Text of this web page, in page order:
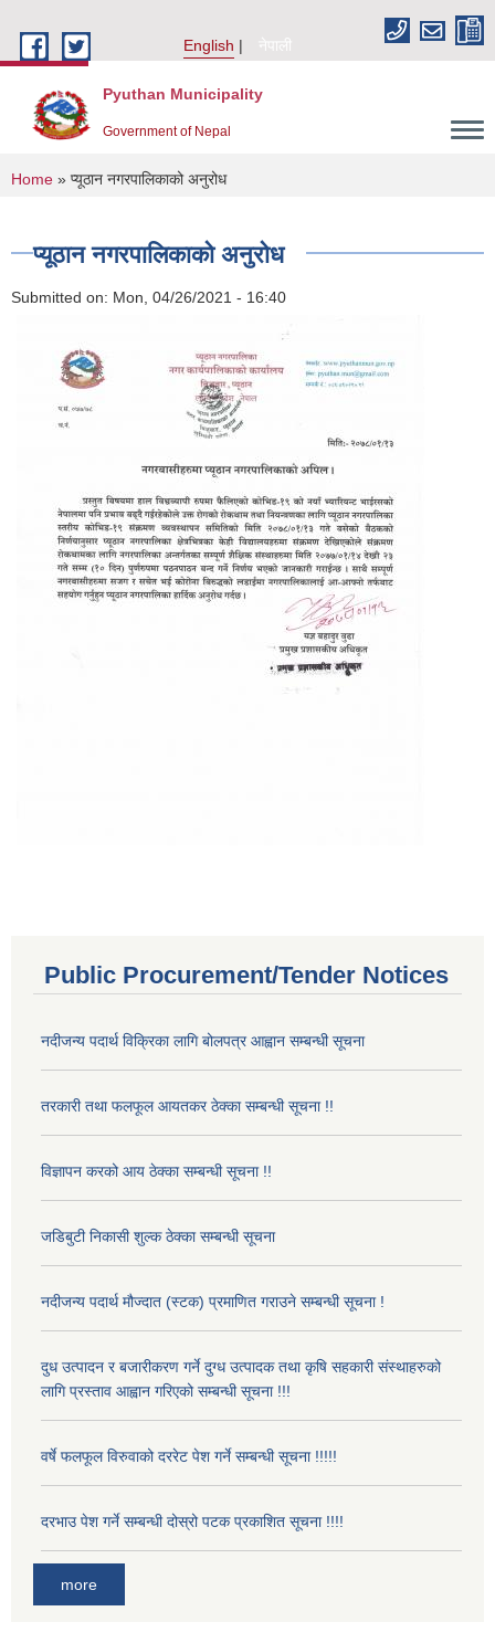
English
नेपाली
Pyuthan Municipality
Government of Nepal
You are here
Home » प्यूठान नगरपालिकाको अनुरोध
प्यूठान नगरपालिकाको अनुरोध
Submitted on: Mon, 04/26/2021 - 16:40
Public Procurement/Tender Notices
नदीजन्य पदार्थ विक्रिका लागि बोलपत्र आह्वान सम्बन्धी सूचना
तरकारी तथा फलफूल आयतकर ठेक्का सम्बन्धी सूचना !!
विज्ञापन करको आय ठेक्का सम्बन्धी सूचना !!
जडिबुटी निकासी शुल्क ठेक्का सम्बन्धी सूचना
नदीजन्य पदार्थ मौज्दात (स्टक) प्रमाणित गराउने सम्बन्धी सूचना !
दुध उत्पादन र बजारीकरण गर्ने दुग्ध उत्पादक तथा कृषि सहकारी संस्थाहरुको
लागि प्रस्ताव आह्वान गरिएको सम्बन्धी सूचना !!!
वर्षे फलफूल विरुवाको दररेट पेश गर्ने सम्बन्धी सूचना !!!!!
दरभाउ पेश गर्ने सम्बन्धी दोस्रो पटक प्रकाशित सूचना !!!!
more